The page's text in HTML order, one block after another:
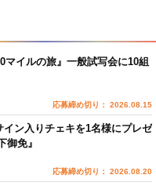
マイルの旅』一般試写会に10組
応募締め切り： 2026.08.15
ン入りチェキを1名様にプレゼ
御免』
応募締め切り： 2026.08.20